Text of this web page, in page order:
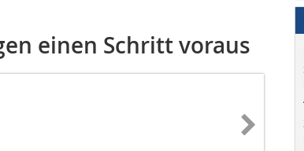
einen Schritt voraus